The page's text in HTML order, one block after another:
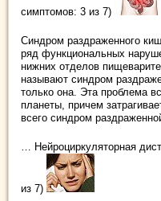
симптомов: 3 из 7)
Синдром раздраженного
ряд функциональных
нижних отделов
называют синдром
только она. Эта проблема
планеты, причем
всего синдром
… Нейроциркуляторная
из 7)